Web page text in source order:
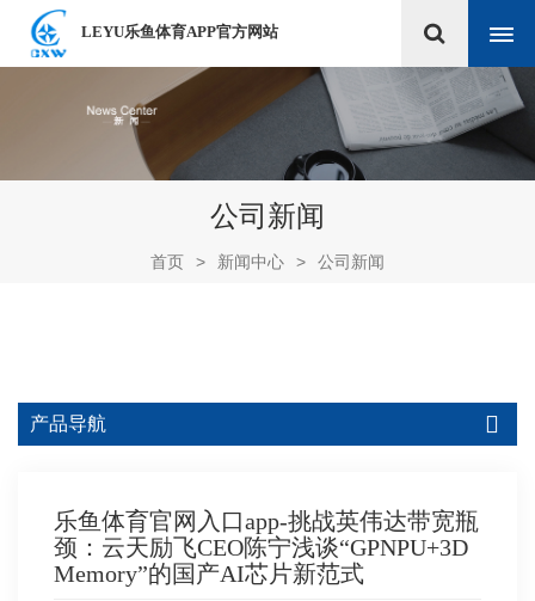
LEYU乐鱼体育APP官方网站
公司新闻
首页 > 新闻中心 > 公司新闻
产品导航
乐鱼体育官网入口app-挑战英伟达带宽瓶
颈：云天励飞CEO陈宁浅谈“GPNPU+3D
Memory”的国产AI芯片新范式